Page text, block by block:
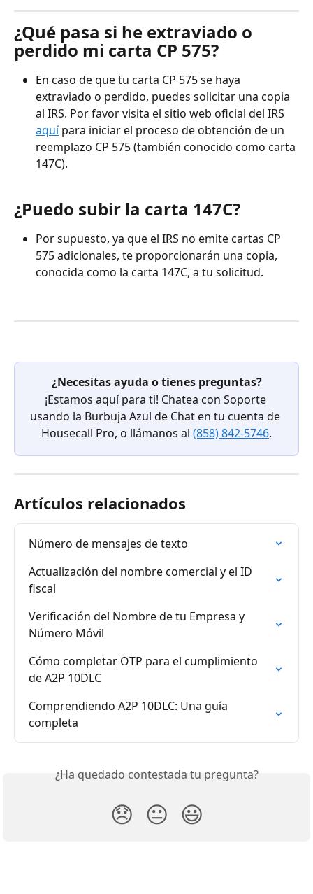
¿Qué pasa si he extraviado o
perdido mi carta CP 575?
En caso de que tu carta CP 575 se haya
extraviado o perdido, puedes solicitar una copia
al IRS. Por favor visita el sitio web oficial del IRS
aquí para iniciar el proceso de obtención de un
reemplazo CP 575 (también conocido como carta
147C).
¿Puedo subir la carta 147C?
Por supuesto, ya que el IRS no emite cartas CP
575 adicionales, te proporcionarán una copia,
conocida como la carta 147C, a tu solicitud.
¿Necesitas ayuda o tienes preguntas?
¡Estamos aquí para ti! Chatea con Soporte
usando la Burbuja Azul de Chat en tu cuenta de
Housecall Pro, o llámanos al (858) 842-5746.
Artículos relacionados
Número de mensajes de texto
Actualización del nombre comercial y el ID
fiscal
Verificación del Nombre de tu Empresa y
Número Móvil
Cómo completar OTP para el cumplimiento
de A2P 10DLC
Comprendiendo A2P 10DLC: Una guía
completa
¿Ha quedado contestada tu pregunta?
😞 😐 😃